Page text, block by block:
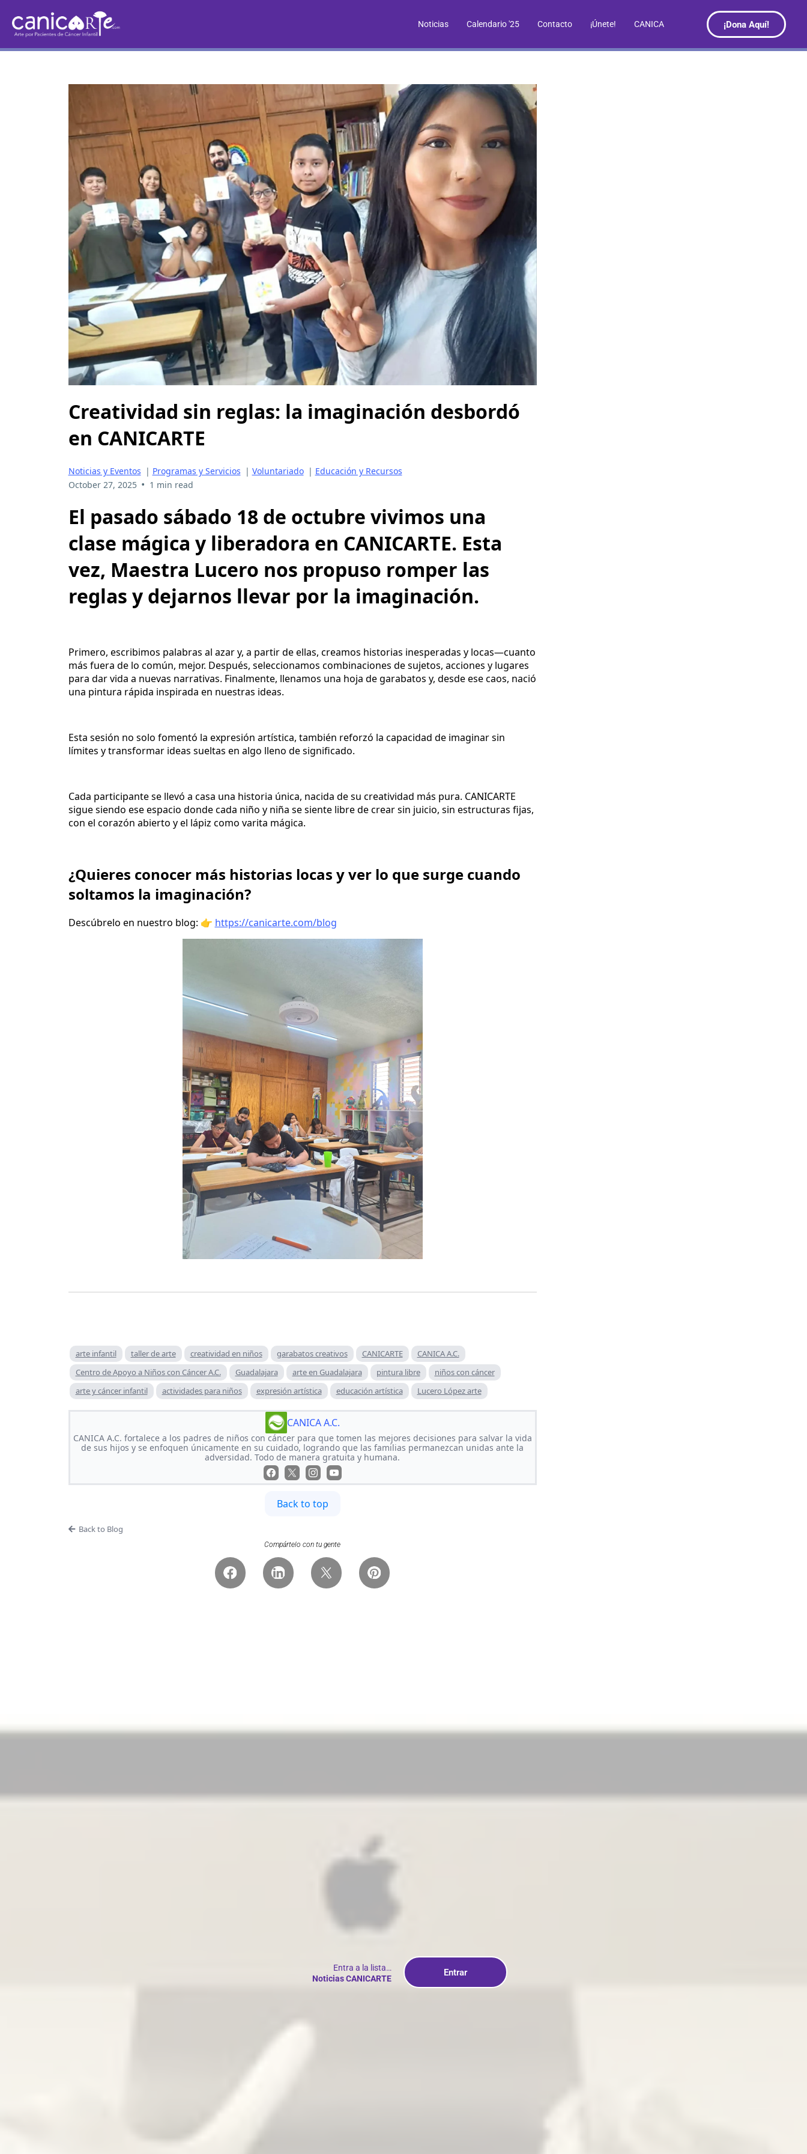
Noticias Calendario '25 Contacto ¡Únete! CANICA ¡Dona Aquí!
Creatividad sin reglas: la imaginación desbordó
en CANICARTE
Noticias y Eventos | Programas y Servicios | Voluntariado | Educación y Recursos
October 27, 2025 • 1 min read
El pasado sábado 18 de octubre vivimos una
clase mágica y liberadora en CANICARTE. Esta
vez, Maestra Lucero nos propuso romper las
reglas y dejarnos llevar por la imaginación.
Primero, escribimos palabras al azar y, a partir de ellas, creamos historias inesperadas y locas—cuanto
más fuera de lo común, mejor. Después, seleccionamos combinaciones de sujetos, acciones y lugares
para dar vida a nuevas narrativas. Finalmente, llenamos una hoja de garabatos y, desde ese caos, nació
una pintura rápida inspirada en nuestras ideas.
Esta sesión no solo fomentó la expresión artística, también reforzó la capacidad de imaginar sin
límites y transformar ideas sueltas en algo lleno de significado.
Cada participante se llevó a casa una historia única, nacida de su creatividad más pura. CANICARTE
sigue siendo ese espacio donde cada niño y niña se siente libre de crear sin juicio, sin estructuras fijas,
con el corazón abierto y el lápiz como varita mágica.
¿Quieres conocer más historias locas y ver lo que surge cuando
soltamos la imaginación?
Descúbrelo en nuestro blog: 👉 https://canicarte.com/blog
arte infantil taller de arte creatividad en niños garabatos creativos CANICARTE
CANICA A.C.
Centro de Apoyo a Niños con Cáncer A.C.
Guadalajara arte en Guadalajara pintura libre
niños con cáncer
arte y cáncer infantil
actividades para niños expresión artística educación artística Lucero López arte
CANICA A.C.
CANICA A.C. fortalece a los padres de niños con cáncer para que tomen las mejores decisiones para salvar la vida
de sus hijos y se enfoquen únicamente en su cuidado, logrando que las familias permanezcan unidas ante la
adversidad. Todo de manera gratuita y humana.
Back to top
Back to Blog
Compártelo con tu gente
Entra a la lista…
Noticias CANICARTE
Entrar